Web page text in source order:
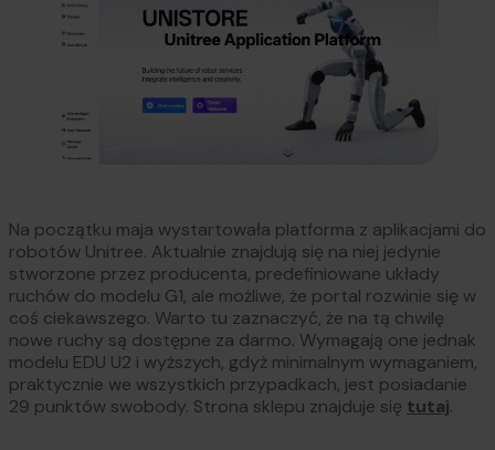
Na początku maja wystartowała platforma z aplikacjami do
robotów Unitree. Aktualnie znajdują się na niej jedynie
stworzone przez producenta, predefiniowane układy
ruchów do modelu G1, ale możliwe, że portal rozwinie się w
coś ciekawszego. Warto tu zaznaczyć, że na tą chwilę
nowe ruchy są dostępne za darmo. Wymagają one jednak
modelu EDU U2 i wyższych, gdyż minimalnym wymaganiem,
praktycznie we wszystkich przypadkach, jest posiadanie
29 punktów swobody. Strona sklepu znajduje się tutaj.